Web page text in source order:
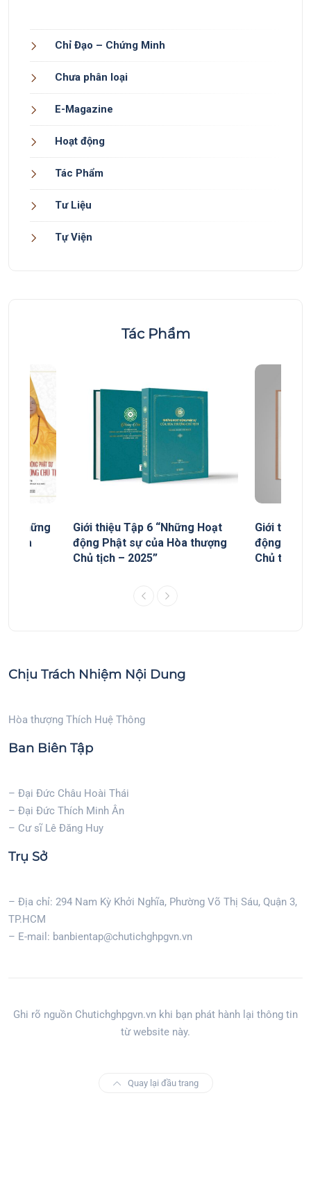
Chỉ Đạo – Chứng Minh
Chưa phân loại
E-Magazine
Hoạt động
Tác Phẩm
Tư Liệu
Tự Viện
Tác Phẩm
“Những
Hòa
Giới thiệu Tập 6 “Những Hoạt
động Phật sự của Hòa thượng
Chủ tịch – 2025”
Giới thiệu
động
Chủ tịch”
Chịu Trách Nhiệm Nội Dung
Hòa thượng Thích Huệ Thông
Ban Biên Tập
– Đại Đức Châu Hoài Thái
– Đại Đức Thích Minh Ân
– Cư sĩ Lê Đăng Huy
Trụ Sở
– Địa chỉ: 294 Nam Kỳ Khởi Nghĩa, Phường Võ Thị Sáu, Quận 3,
TP.HCM
– E-mail: banbientap@chutichghpgvn.vn
Ghi rõ nguồn Chutichghpgvn.vn khi bạn phát hành lại thông tin
từ website này.
Quay lại đầu trang